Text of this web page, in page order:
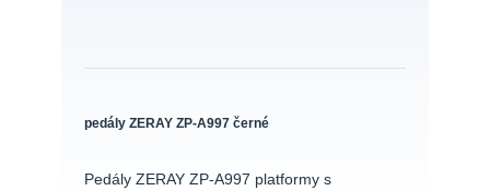
pedály ZERAY ZP-A997 černé
Pedály ZERAY ZP-A997 platformy s